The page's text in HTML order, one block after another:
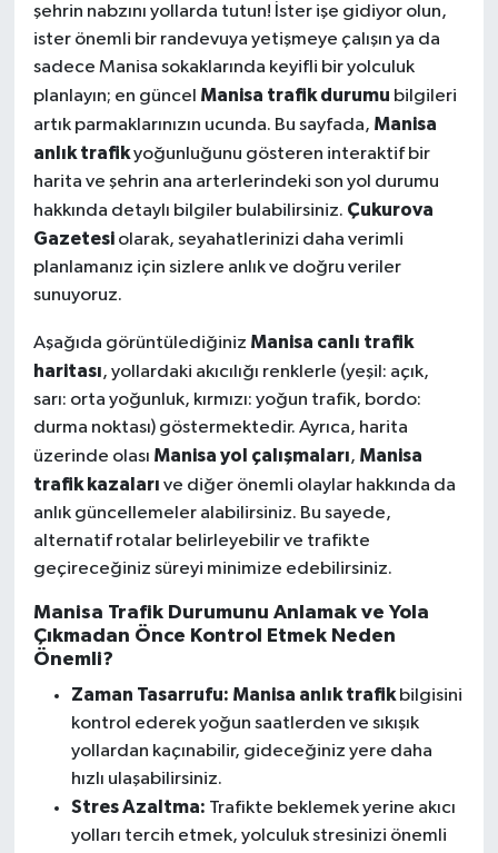
şehrin nabzını yollarda tutun! İster işe gidiyor olun,
ister önemli bir randevuya yetişmeye çalışın ya da
sadece Manisa sokaklarında keyifli bir yolculuk
planlayın; en güncel Manisa trafik durumu bilgileri
artık parmaklarınızın ucunda. Bu sayfada, Manisa
anlık trafikyoğunluğunu gösteren interaktif bir
harita ve şehrin ana arterlerindeki son yol durumu
hakkında detaylı bilgiler bulabilirsiniz. Çukurova
Gazetesiolarak, seyahatlerinizi daha verimli
planlamanız için sizlere anlık ve doğru veriler
sunuyoruz.
Aşağıda görüntülediğiniz Manisa canlı trafik
haritası, yollardaki akıcılığı renklerle (yeşil: açık,
sarı: orta yoğunluk, kırmızı: yoğun trafik, bordo:
durma noktası) göstermektedir. Ayrıca, harita
üzerinde olası Manisa yol çalışmaları, Manisa
trafik kazaları ve diğer önemli olaylar hakkında da
anlık güncellemeler alabilirsiniz. Bu sayede,
alternatif rotalar belirleyebilir ve trafikte
geçireceğiniz süreyi minimize edebilirsiniz.
Manisa Trafik Durumunu Anlamak ve Yola
Çıkmadan Önce Kontrol Etmek Neden
Önemli?
Zaman Tasarrufu: Manisa anlık trafikbilgisini
kontrol ederek yoğun saatlerden ve sıkışık
yollardan kaçınabilir, gideceğiniz yere daha
hızlı ulaşabilirsiniz.
Stres Azaltma: Trafikte beklemek yerine akıcı
yolları tercih etmek, yolculuk stresinizi önemli